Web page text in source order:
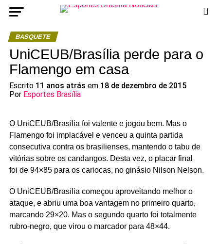
BASQUETE
UniCEUB/Brasília perde para o
Flamengo em casa
Escrito 11 anos atrás em 18 de dezembro de 2015
Por Esportes Brasília
O UniCEUB/Brasília foi valente e jogou bem. Mas o
Flamengo foi implacável e venceu a quinta partida
consecutiva contra os brasilienses, mantendo o tabu de
vitórias sobre os candangos. Desta vez, o placar final
foi de 94×85 para os cariocas, no ginásio Nilson Nelson.
O UniCEUB/Brasília começou aproveitando melhor o
ataque, e abriu uma boa vantagem no primeiro quarto,
marcando 29×20. Mas o segundo quarto foi totalmente
rubro-negro, que virou o marcador para 48×44.